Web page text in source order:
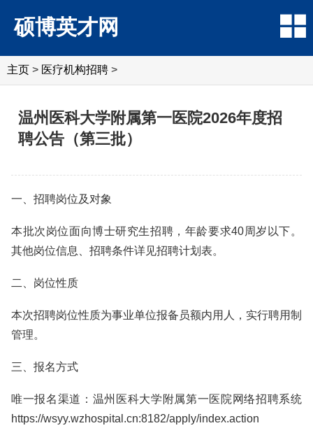
硕博英才网
主页 > 医疗机构招聘 >
温州医科大学附属第一医院2026年度招
聘公告（第三批）
一、招聘岗位及对象
本批次岗位面向博士研究生招聘，年龄要求40周岁以下。
其他岗位信息、招聘条件详见招聘计划表。
二、岗位性质
本次招聘岗位性质为事业单位报备员额内用人，实行聘用制
管理。
三、报名方式
唯一报名渠道：温州医科大学附属第一医院网络招聘系统
https://wsyy.wzhospital.cn:8182/apply/index.action